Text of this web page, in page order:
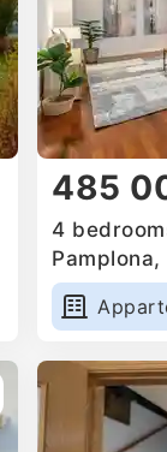
485
4
Pamplona,